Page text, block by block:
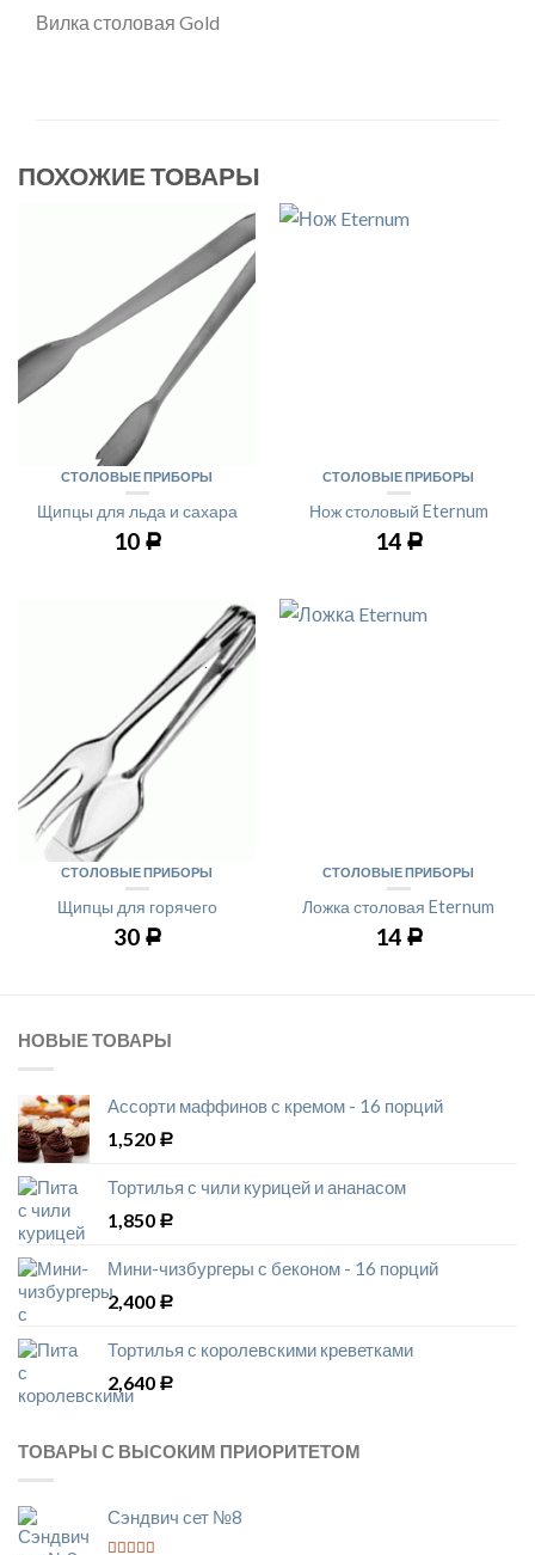
Вилка столовая Gold
ПОХОЖИЕ ТОВАРЫ
СТОЛОВЫЕ ПРИБОРЫ
Щипцы для льда и сахара
10 Р
СТОЛОВЫЕ ПРИБОРЫ
Нож столовый Eternum
14 Р
СТОЛОВЫЕ ПРИБОРЫ
Щипцы для горячего
30 Р
СТОЛОВЫЕ ПРИБОРЫ
Ложка столовая Eternum
14 Р
НОВЫЕ ТОВАРЫ
Ассорти маффинов с кремом - 16 порций
1,520 Р
Тортилья с чили курицей и ананасом
1,850 Р
Мини-чизбургеры с беконом - 16 порций
2,400 Р
Тортилья с королевскими креветками
2,640 Р
ТОВАРЫ С ВЫСОКИМ ПРИОРИТЕТОМ
Сэндвич сет №8